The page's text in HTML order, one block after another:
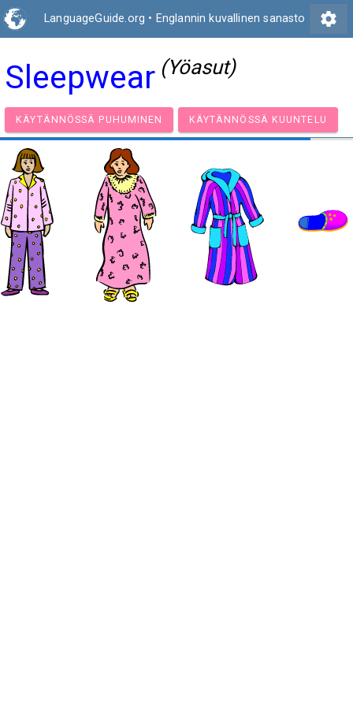
LanguageGuide.org • Englannin kuvallinen sanasto settings
Sleepwear (Yöasut)
KÄYTÄNNÖSSÄ PUHUMINEN KÄYTÄNNÖSSÄ